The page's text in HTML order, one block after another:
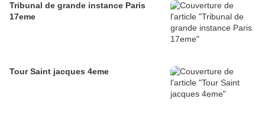
Tribunal de grande instance Paris
17eme
Tour Saint jacques 4eme